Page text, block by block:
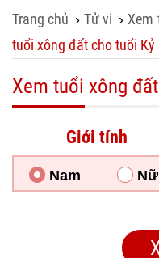
Trang chủ ›Tử vi ›Xem
tuổi xông đất cho tuổi Kỷ
Xem tuổi xông
Giới tính
Nam Nữ